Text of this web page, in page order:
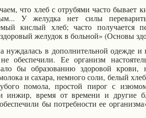
что хлеб с отрубями часто бывает
У желудка нет силы
кислый хлеб; часто получается
желудок в больной» (Основы
нуждалась в дополнительной одежде
обеспечили. Ее организм
бы образованию здоровой
и сахара, немного соли, белый
помола, простой пирог с
инжир, время от времени и другие
бы потребности ее